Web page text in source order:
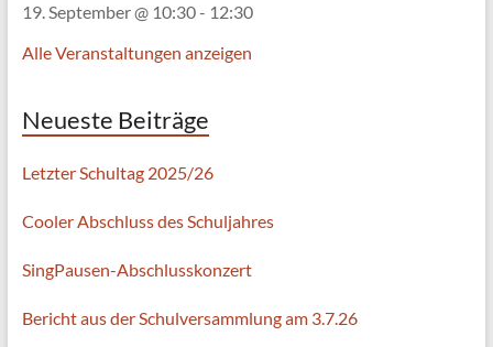
19. September @ 10:30- 12:30
Alle Veranstaltungen anzeigen
Neueste Beiträge
Letzter Schultag 2025/26
Cooler Abschluss des Schuljahres
SingPausen-Abschlusskonzert
Bericht aus der Schulversammlung am 3.7.26